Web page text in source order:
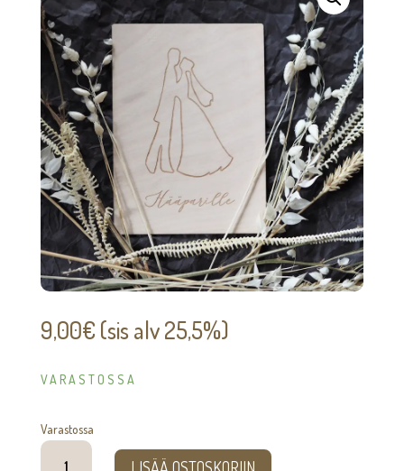
9,00€ (sis alv 25,5%)
VARASTOSSA
Varastossa
Hääparille